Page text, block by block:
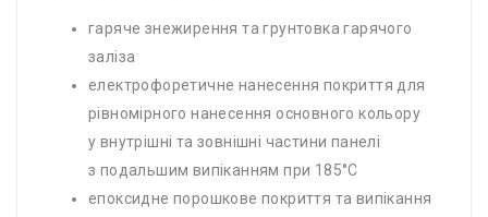
гаряче знежирення та грунтовка гарячого
заліза
електрофоретичне нанесення покриття для
рівномірного нанесення основного кольору
у внутрішні та зовнішні частини панелі
з подальшим випіканням при 185°C
епоксидне порошкове покриття та випікання